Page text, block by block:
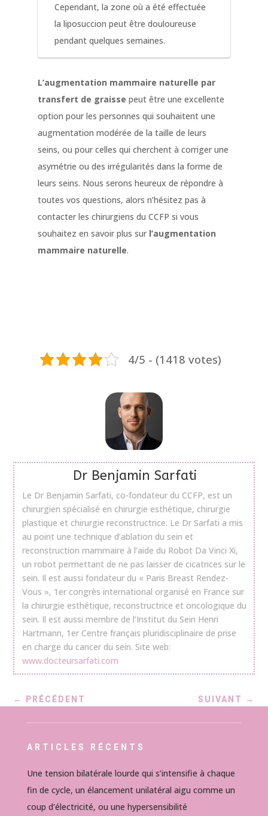
Cependant, la zone où a été effectuée
la liposuccion peut être douloureuse
pendant quelques semaines.
L’augmentation mammaire naturelle par
transfert de graisse peut être une excellente
option pour les personnes qui souhaitent une
augmentation modérée de la taille de leurs
seins, ou pour celles qui cherchent à corriger une
asymétrie ou des irrégularités dans la forme de
leurs seins. Nous serons heureux de répondre à
toutes vos questions, alors n’hésitez pas à
contacter les chirurgiens du CCFP si vous
souhaitez en savoir plus sur l’augmentation
mammaire naturelle.
4/5 - (1418 votes)
Dr Benjamin Sarfati
Le Dr Benjamin Sarfati, co-fondateur du CCFP, est un
chirurgien spécialisé en chirurgie esthétique, chirurgie
plastique et chirurgie reconstructrice. Le Dr Sarfati a mis
au point une technique d’ablation du sein et
reconstruction mammaire à l’aide du Robot Da Vinci Xi,
un robot permettant de ne pas laisser de cicatrices sur le
sein. Il est aussi fondateur du « Paris Breast Rendez-
Vous », 1er congrès international organisé en France sur
la chirurgie esthétique, reconstructrice et oncologique du
sein. Il est aussi membre de l’Institut du Sein Henri
Hartmann, 1er Centre français pluridisciplinaire de prise
en charge du cancer du sein. Site web:
www.docteursarfati.com
← PRÉCÉDENT SUIVANT →
ARTICLES RÉCENTS
Une tension bilatérale lourde qui s’intensifie à chaque
fin de cycle, un élancement unilatéral aigu comme un
coup d’électricité, ou une hypersensibilité